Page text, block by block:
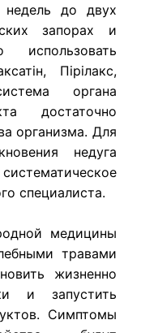
недель до двух
запорах и
использовать
Пірілакс,
органа
достаточно
организма. Для
недуга
специалиста.
медицины
травами
жизненно
и запустить
Симптомы